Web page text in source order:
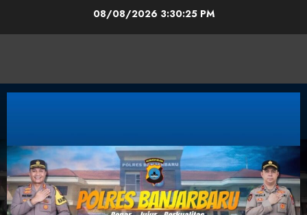
08/08/2026 3:30:26 PM